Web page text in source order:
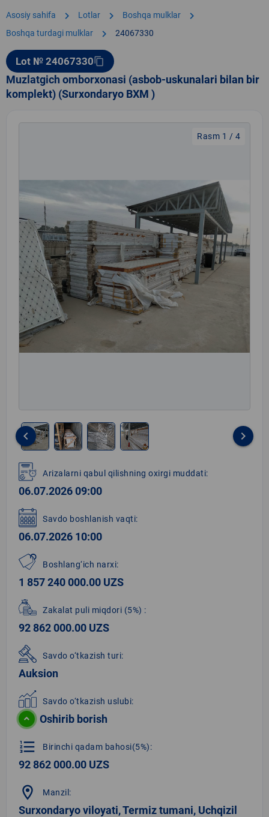
Asosiy sahifa chevron_right Lotlar chevron_right Boshqa mulklar chevron_right
Boshqa turdagi mulklar chevron_right 24067330
Lot № 24067330content_copy
Muzlatgich omborxonasi (asbob-uskunalari bilan bir
komplekt) (Surxondaryo BXM )
Rasm 1 / 4
1
of
4
keyboard_arrow_left keyboard_arrow_right
Arizalarni qabul qilishning oxirgi muddati:
06.07.2026 09:00
Savdo boshlanish vaqti:
06.07.2026 10:00
Boshlang‘ich narxi:
1 857 240 000.00 UZS
Zakalat puli miqdori (5%) :
92 862 000.00 UZS
Savdo o‘tkazish turi:
Auksion
Savdo o‘tkazish uslubi:
Oshirib borish
format_list_numbered Birinchi qadam bahosi(5%):
92 862 000.00 UZS
location_on Manzil:
Surxondaryo viloyati, Termiz tumani, Uchqizil